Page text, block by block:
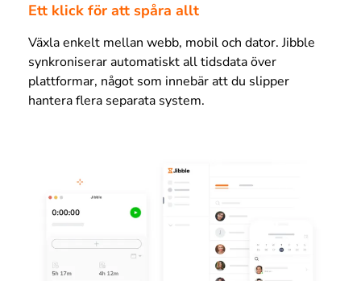
Ett klick för att spåra allt
Växla enkelt mellan webb, mobil och dator. Jibble
synkroniserar automatiskt all tidsdata över
plattformar, något som innebär att du slipper
hantera flera separata system.